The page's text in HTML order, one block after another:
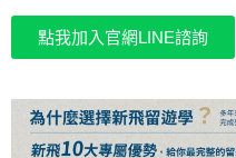
點我加入官網LINE諮詢